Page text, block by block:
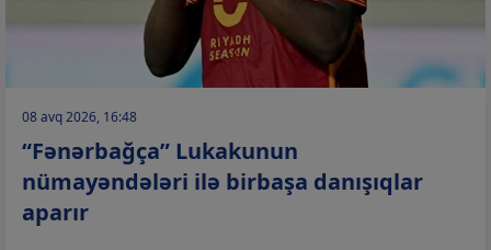
08 avq 2026, 16:48
“Fənərbağça” Lukakunun
nümayəndələri ilə birbaşa danışıqlar
aparır